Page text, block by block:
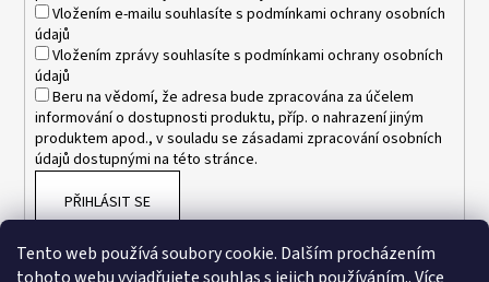
Tento web používá soubory cookie. Dalším procházením
Vložením e-mailu souhlasíte s podmínkami ochrany osobních
údajů
Vložením zprávy souhlasíte s podmínkami ochrany osobních
údajů
Beru na vědomí, že adresa bude zpracována za účelem
informování o dostupnosti produktu, příp. o nahrazení jiným
produktem apod., v souladu se zásadami zpracování osobních
údajů dostupnými na této stránce.
PŘIHLÁSIT SE